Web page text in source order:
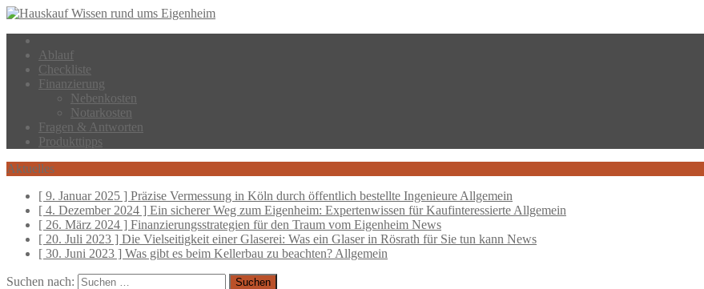
Ablauf
Checkliste
Finanzierung
Nebenkosten
Notarkosten
Fragen & Antworten
Produkttipps
Aktuelles
[ 9. Januar 2025 ] Präzise Vermessung in Köln durch öffentlich bestellte Ingenieure Allgemein
[ 4. Dezember 2024 ] Ein sicherer Weg zum Eigenheim: Expertenwissen für Kaufinteressierte Allgemein
[ 26. März 2024 ] Finanzierungsstrategien für den Traum vom Eigenheim News
[ 20. Juli 2023 ] Die Vielseitigkeit einer Glaserei: Was ein Glaser in Rösrath für Sie tun kann News
[ 30. Juni 2023 ] Was gibt es beim Kellerbau zu beachten? Allgemein
Suchen nach: